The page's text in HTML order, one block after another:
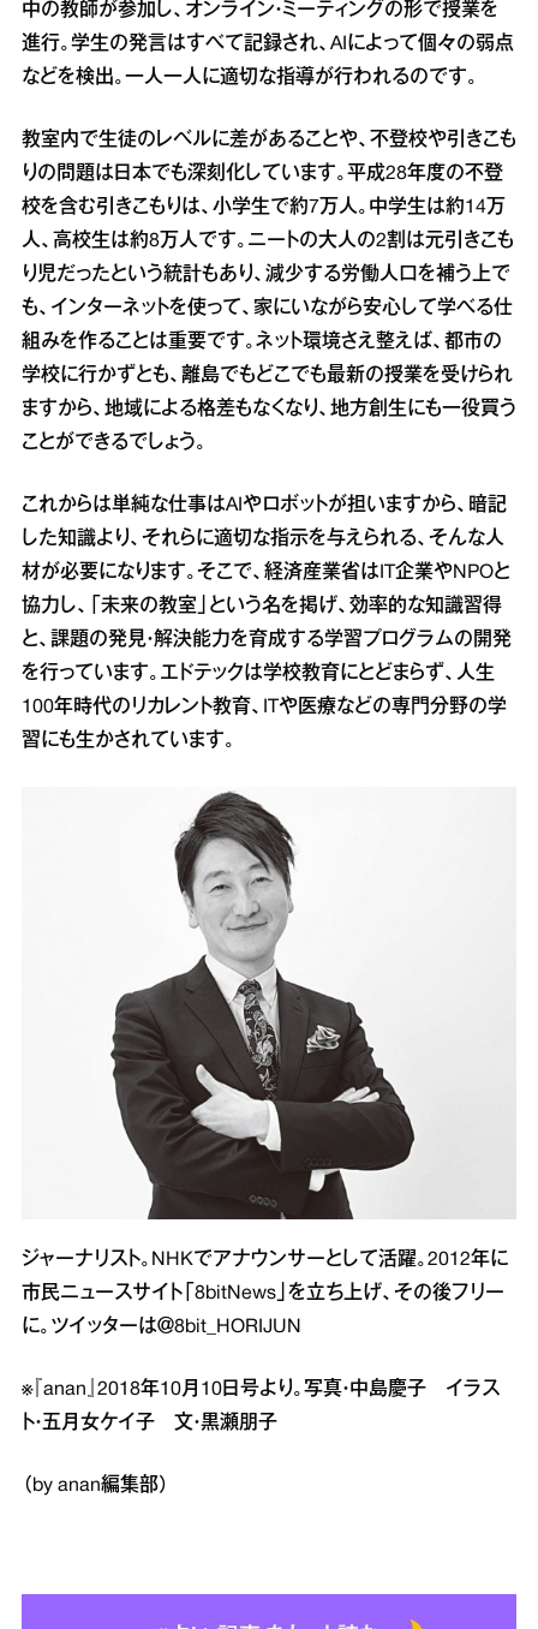
中の教師が参加し、オンライン・ミーティングの形で授業を
進行。学生の発言はすべて記録され、AIによって個々の弱点
などを検出。一人一人に適切な指導が行われるのです。
教室内で生徒のレベルに差があることや、不登校や引きこも
りの問題は日本でも深刻化しています。平成28年度の不登
校を含む引きこもりは、小学生で約7万人。中学生は約14万
人、高校生は約8万人です。ニートの大人の2割は元引きこも
り児だったという統計もあり、減少する労働人口を補う上で
も、インターネットを使って、家にいながら安心して学べる仕
組みを作ることは重要です。ネット環境さえ整えば、都市の
学校に行かずとも、離島でもどこでも最新の授業を受けられ
ますから、地域による格差もなくなり、地方創生にも一役買う
ことができるでしょう。
これからは単純な仕事はAIやロボットが担いますから、暗記
した知識より、それらに適切な指示を与えられる、そんな人
材が必要になります。そこで、経済産業省はIT企業やNPOと
協力し、「未来の教室」という名を掲げ、効率的な知識習得
と、課題の発見・解決能力を育成する学習プログラムの開発
を行っています。エドテックは学校教育にとどまらず、人生
100年時代のリカレント教育、ITや医療などの専門分野の学
習にも生かされています。
ジャーナリスト。NHKでアナウンサーとして活躍。2012年に
市民ニュースサイト「8bitNews」を立ち上げ、その後フリー
に。ツイッターは＠8bit_HORIJUN
※『anan』2018年10月10日号より。写真・中島慶子 イラス
ト・五月女ケイ子 文・黒瀬朋子
（by anan編集部）